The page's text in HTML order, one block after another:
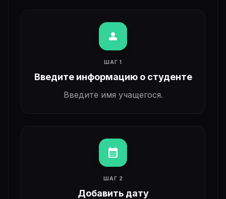
person
ШАГ 1
Введите информацию о студенте
Введите имя учащегося.
calendar_month
ШАГ 2
Добавить дату